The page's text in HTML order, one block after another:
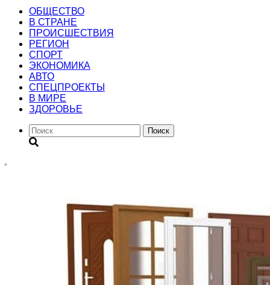
ОБЩЕСТВО
В СТРАНЕ
ПРОИСШЕСТВИЯ
РЕГИОН
CПОРТ
ЭКОНОМИКА
АВТО
СПЕЦПРОЕКТЫ
В МИРЕ
ЗДОРОВЬЕ
Поиск